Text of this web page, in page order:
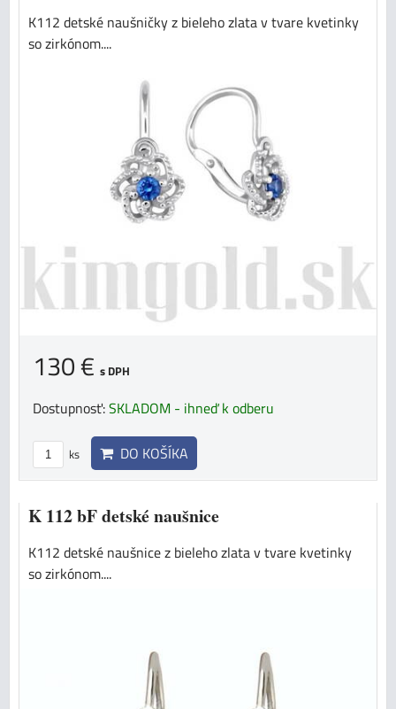
K112 detské naušničky z bieleho zlata v tvare kvetinky
so zirkónom....
130 € s DPH
Dostupnosť:SKLADOM - ihneď k odberu
ks DO KOŠÍKA
K 112 bF detské naušnice
K112 detské naušnice z bieleho zlata v tvare kvetinky
so zirkónom....